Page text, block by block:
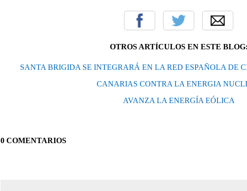
OTROS ARTÍCULOS EN ESTE BLOG:
SANTA BRIGIDA SE INTEGRARÁ EN LA RED ESPAÑOLA DE
CANARIAS CONTRA LA ENERGIA
AVANZA LA ENERGÍA EÓLICA
0 COMENTARIOS